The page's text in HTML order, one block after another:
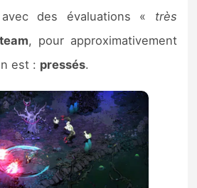
des évaluations « très
, pour approximativement
est : pressés.